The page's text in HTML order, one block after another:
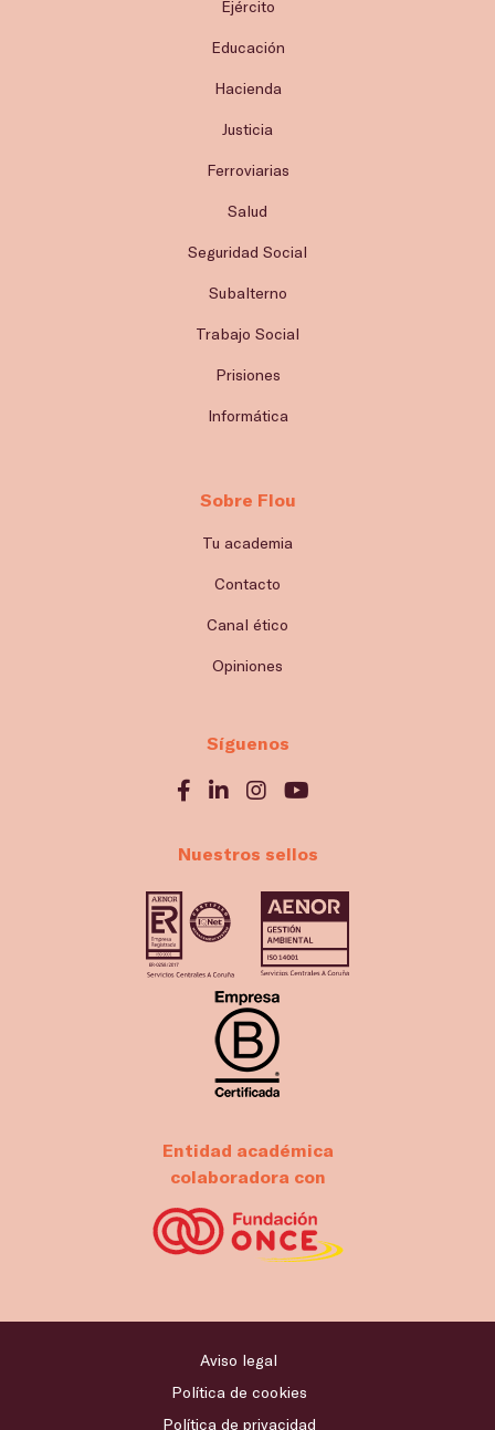
Ejército
Educación
Hacienda
Justicia
Ferroviarias
Salud
Seguridad Social
Subalterno
Trabajo Social
Prisiones
Informática
Sobre Flou
Tu academia
Contacto
Canal ético
Opiniones
Síguenos
Nuestros sellos
Entidad académica
colaboradora con
Aviso legal
Política de cookies
Política de privacidad